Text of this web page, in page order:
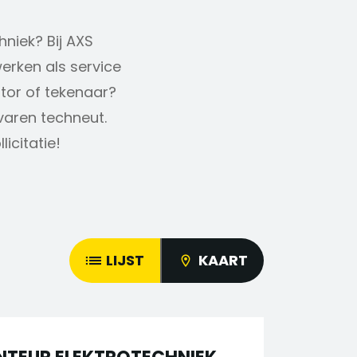
Bij AXS
als service
of tekenaar?
techneut.
LIJST KAART